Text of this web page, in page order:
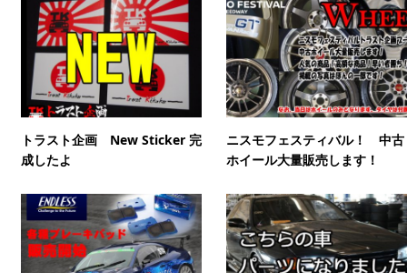
トラスト企画 New Sticker 完
成したよ
ニスモフェスティバル！ 中古
ホイール大量販売します！